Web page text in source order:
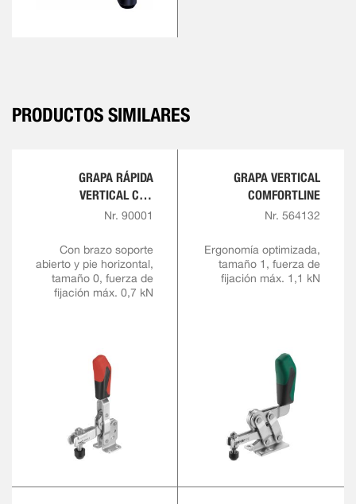
PRODUCTOS SIMILARES
GRAPA RÁPIDA
VERTICAL CON
EMPUÑADURA ROJA
Nr. 90001
Con brazo soporte
abierto y pie horizontal,
tamaño 0, fuerza de
fijación máx. 0,7 kN
GRAPA VERTICAL
COMFORTLINE
Nr. 564132
Ergonomía optimizada,
tamaño 1, fuerza de
fijación máx. 1,1 kN